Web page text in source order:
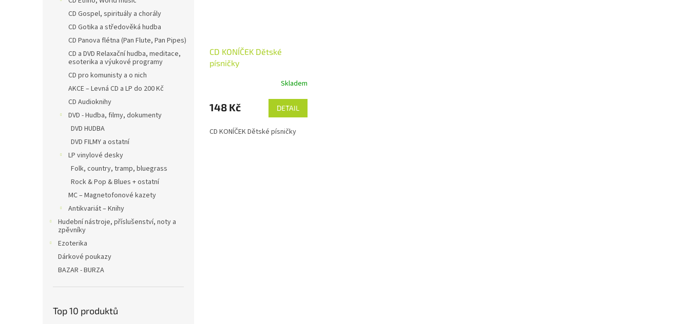
CD Gospel, spirituály a chorály
CD Gotika a středověká hudba
CD Panova flétna (Pan Flute, Pan Pipes)
CD a DVD Relaxační hudba, meditace,
esoterika a výukové programy
CD pro komunisty a o nich
AKCE – Levná CD a LP do 200 Kč
CD Audioknihy
DVD - Hudba, filmy, dokumenty
DVD HUDBA
DVD FILMY a ostatní
LP vinylové desky
Folk, country, tramp, bluegrass
Rock & Pop & Blues + ostatní
MC – Magnetofonové kazety
Antikvariát – Knihy
Hudební nástroje, příslušenství, noty a
zpěvníky
Ezoterika
Dárkové poukazy
BAZAR - BURZA
Top 10 produktů
CD KONÍČEK Dětské
písničky
Skladem
148 Kč DETAIL
CD KONÍČEK Dětské písničky